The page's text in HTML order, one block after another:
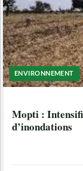
ENVIRONNEMENT
Mopti :
d’inondations